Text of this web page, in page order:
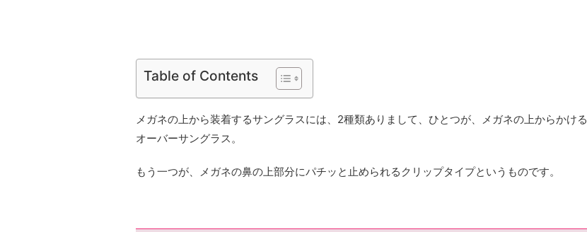
Table of Contents
メガネの上から装着するサングラスには、2種類ありまして、ひとつが、メガネの上からかける
オーバーサングラス。
もう一つが、メガネの鼻の上部分にパチッと止められるクリップタイプというものです。